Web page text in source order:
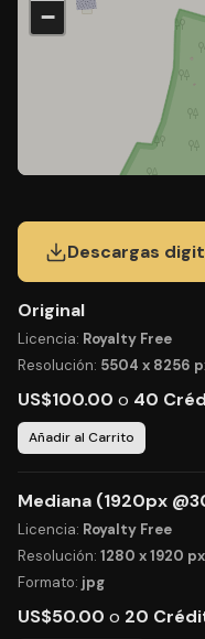
−
Descargas
Original
Licencia: Royalty Free
Resolución: 5504 x 8256
US$100.00 o 40
Añadir al Carrito
Mediana (1920px
Licencia: Royalty Free
Resolución: 1280 x 1920 px
Formato: jpg
US$50.00 o 20